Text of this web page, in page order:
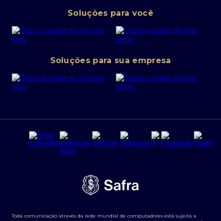
Canal de denúncias
Política de Segurança Cibernética
Portal da Privacidade
PRSAC
Regras e Parâmetros de Atuação Banco Safra
Segurança da Informação
Tarifas e serviços Pessoa Física
Transparência de remuneração
Abra sua conta PJ
SafraPay
Cartão Safra Empresas
Empréstimo e financiamentos PJ
Derivativos
Agronegócios
Soluções para você
Soluções para sua empresa
Toda comunicação através da rede mundial de computadores está sujeita a